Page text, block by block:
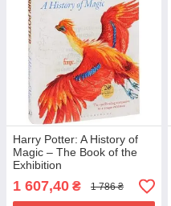
Harry Potter: A History of
Magic – The Book of the
Exhibition
1 607,40 ₴ 1 786 ₴